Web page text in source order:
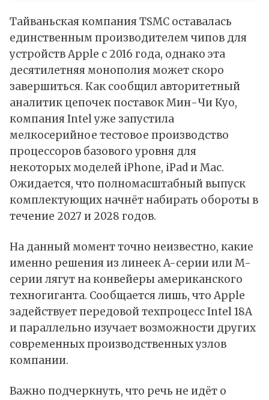
Тайваньская компания TSMC оставалась
единственным производителем чипов для
устройств Apple с 2016 года, однако эта
десятилетняя монополия может скоро
завершиться. Как сообщил авторитетный
аналитик цепочек поставок Мин-Чи Куо,
компания Intel уже запустила
мелкосерийное тестовое производство
процессоров базового уровня для
некоторых моделей iPhone, iPad и Mac.
Ожидается, что полномасштабный выпуск
комплектующих начнёт набирать обороты в
течение 2027 и 2028 годов.
На данный момент точно неизвестно, какие
именно решения из линеек A-серии или M-
серии лягут на конвейеры американского
техногиганта. Сообщается лишь, что Apple
задействует передовой техпроцесс Intel 18A
и параллельно изучает возможности других
современных производственных узлов
компании.
Важно подчеркнуть, что речь не идёт о